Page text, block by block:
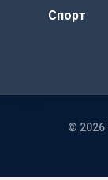
Спорт
© 2026